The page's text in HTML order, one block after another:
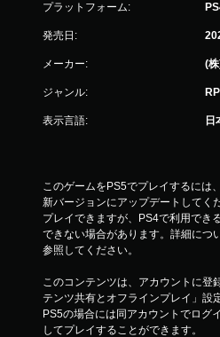
プラットフォーム:
発売日:
メーカー: (
ジャンル:
表示言語: 日
このゲームをPS5でプレイするには
新バージョンにアップデートしてく
プレイできますが、PS4で利用でき
できない場合があります。詳細につ
参照してください。
このコンテンツは、アカウントに登
テンツ共有とオフラインプレイ」設
PS5の場合には同アカウントでログ
してプレイすることができます。